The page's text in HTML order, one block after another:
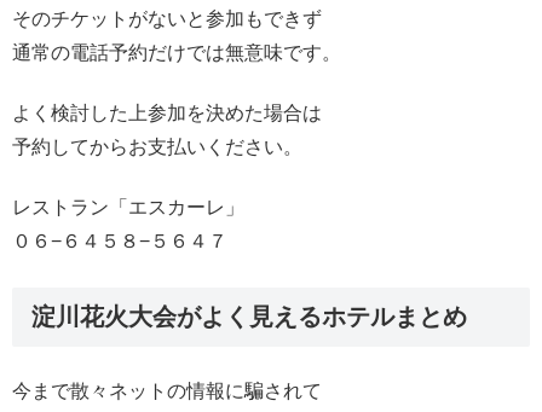
そのチケットがないと参加もできず
通常の電話予約だけでは無意味です。
よく検討した上参加を決めた場合は
予約してからお支払いください。
レストラン「エスカーレ」
０６−６４５８−５６４７
淀川花火大会がよく見えるホテルまとめ
今まで散々ネットの情報に騙されて